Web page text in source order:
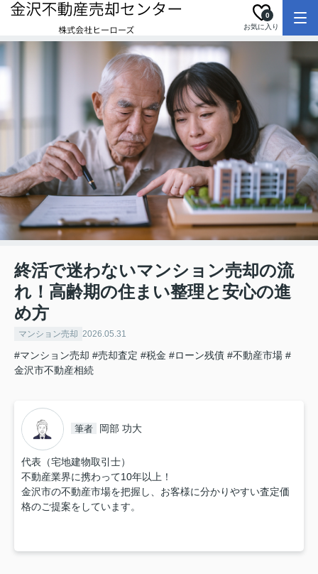
お気に入り
0
終活で迷わないマンション売却の流
れ！高齢期の住まい整理と安心の進
め方
マンション売却 2026.05.31
#マンション売却 #売却査定 #税金 #ローン残債 #不動産市場 #
金沢市不動産相続
筆者 岡部 功大
代表（宅地建物取引士）
不動産業界に携わって10年以上！
金沢市の不動産市場を把握し、お客様に分かりやすい査定価
格のご提案をしています。